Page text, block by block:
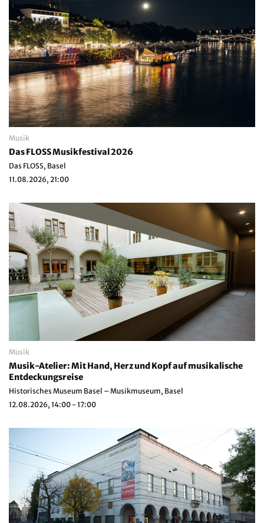
Musik
Das FLOSS Musikfestival 2026
Das FLOSS, Basel
11.08.2026, 21:00
Musik
Musik-Atelier: Mit Hand, Herz und Kopf auf musikalische
Entdeckungsreise
Historisches Museum Basel – Musikmuseum, Basel
12.08.2026, 14:00 - 17:00